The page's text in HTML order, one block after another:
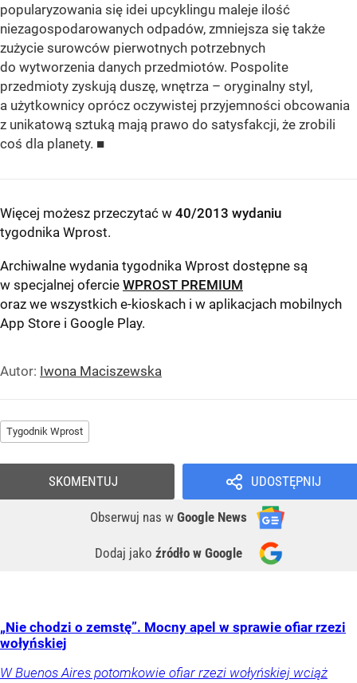
popularyzowania się idei upcyklingu maleje ilość
niezagospodarowanych odpadów, zmniejsza się także
zużycie surowców pierwotnych potrzebnych
do wytworzenia danych przedmiotów. Pospolite
przedmioty zyskują duszę, wnętrza – oryginalny styl,
a użytkownicy oprócz oczywistej przyjemności obcowania
z unikatową sztuką mają prawo do satysfakcji, że zrobili
coś dla planety. ■
Więcej możesz przeczytać w 40/2013 wydaniu
tygodnika Wprost.
Archiwalne wydania tygodnika Wprost dostępne są
w specjalnej ofercie WPROST PREMIUM
oraz we wszystkich e-kioskach i w aplikacjach mobilnych
App Store i Google Play.
Autor: Iwona Maciszewska
Tygodnik Wprost
UDOSTĘPNIJ
Obserwuj nas w Google News
Dodaj jako źródło w Google
SKOMENTUJ
„Nie chodzi o zemstę”. Mocny apel w sprawie ofiar rzezi
wołyńskiej
W Buenos Aires potomkowie ofiar rzezi wołyńskiej wciąż